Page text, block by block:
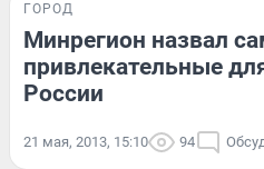
ГОРОД
Минрегион назвал
привлекательные
России
21 мая, 2013, 15:10 94